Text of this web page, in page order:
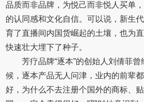
品质而非品牌，为悦己而非悦人买单
的认同感和文化自信。可以说，新生
育了直播间内国货崛起的土壤，也为
快速壮大埋下了种子。
芳疗品牌“逐本”的创始人刘倩菲
候，逐本产品无人问津，业内的前辈
好，为什么不去注册个国外的商标、